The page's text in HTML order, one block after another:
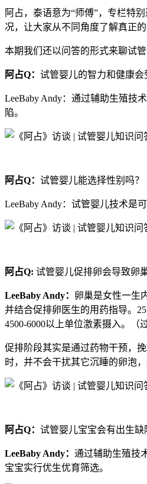
阿占，泰语意为“师傅”，专栏特
况，让大家从不同角度了解真正
本期我们还以问答的形式来聊试
阿占Q： 试管婴儿的智力和健康会
LeeBaby Andy：通过辅助生殖技
陷。
阿占Q： 试管婴儿能选择性别吗？
LeeBaby Andy：试管婴儿技术是
阿占Q: 试管婴儿促排卵会导致卵
LeeBaby Andy： 卵巢是女性一生
并结合促排卵医生的用药指导。
4500-6000以上单位激素摄入。
促排阶段其实是通过药物干预，
时，并不会干扰其它沉睡的卵泡
阿占Q： 试管婴儿宝宝会有出生缺
LeeBaby Andy： 通过辅助生殖技
宝宝实行优生优育筛选。